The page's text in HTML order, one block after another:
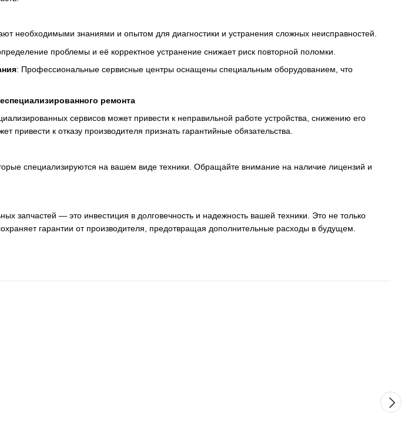
необходимыми знаниями и опытом для диагностики и устранения сложных неисправностей.
проблемы и её корректное устранение снижает риск повторной поломки.
: Профессиональные сервисные центры оснащены специальным оборудованием, что
ремонта
сервисов может привести к неправильной работе устройства, снижению его
привести к отказу производителя признать гарантийные обязательства.
специализируются на вашем виде техники. Обращайте внимание на наличие лицензий и
запчастей — это инвестиция в долговечность и надежность вашей техники. Это не только
гарантии от производителя, предотвращая дополнительные расходы в будущем.